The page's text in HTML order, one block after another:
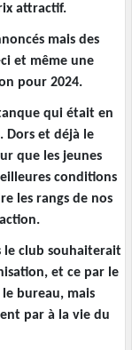
attractif.
mais des
et même une
pour 2024.
qui était en
Dors et déjà le
que les jeunes
conditions
les rangs de nos
le club souhaiterait
et ce par le
bureau, mais
par à la vie du